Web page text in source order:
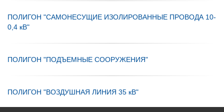
ПОЛИГОН "САМОНЕСУЩИЕ ИЗОЛИРОВАННЫЕ ПРОВОДА 10-
0,4 кВ"
ПОЛИГОН "ПОДЪЕМНЫЕ СООРУЖЕНИЯ"
ПОЛИГОН "ВОЗДУШНАЯ ЛИНИЯ 35 кВ"